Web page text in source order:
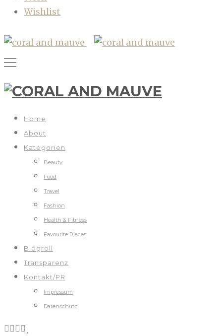
Wishlist
Home
About
Kategorien
Beauty
Food
Travel
Fashion
Health & Fitness
Favourite Places
Blogroll
Transparenz
Kontakt/PR
Impressum
Datenschutz